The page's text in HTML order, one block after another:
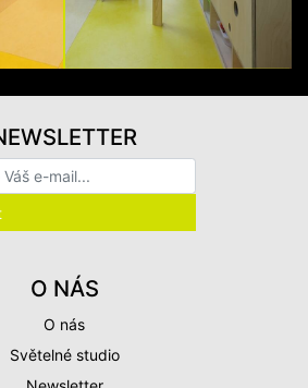
O NÁS
O nás
Světelné studio